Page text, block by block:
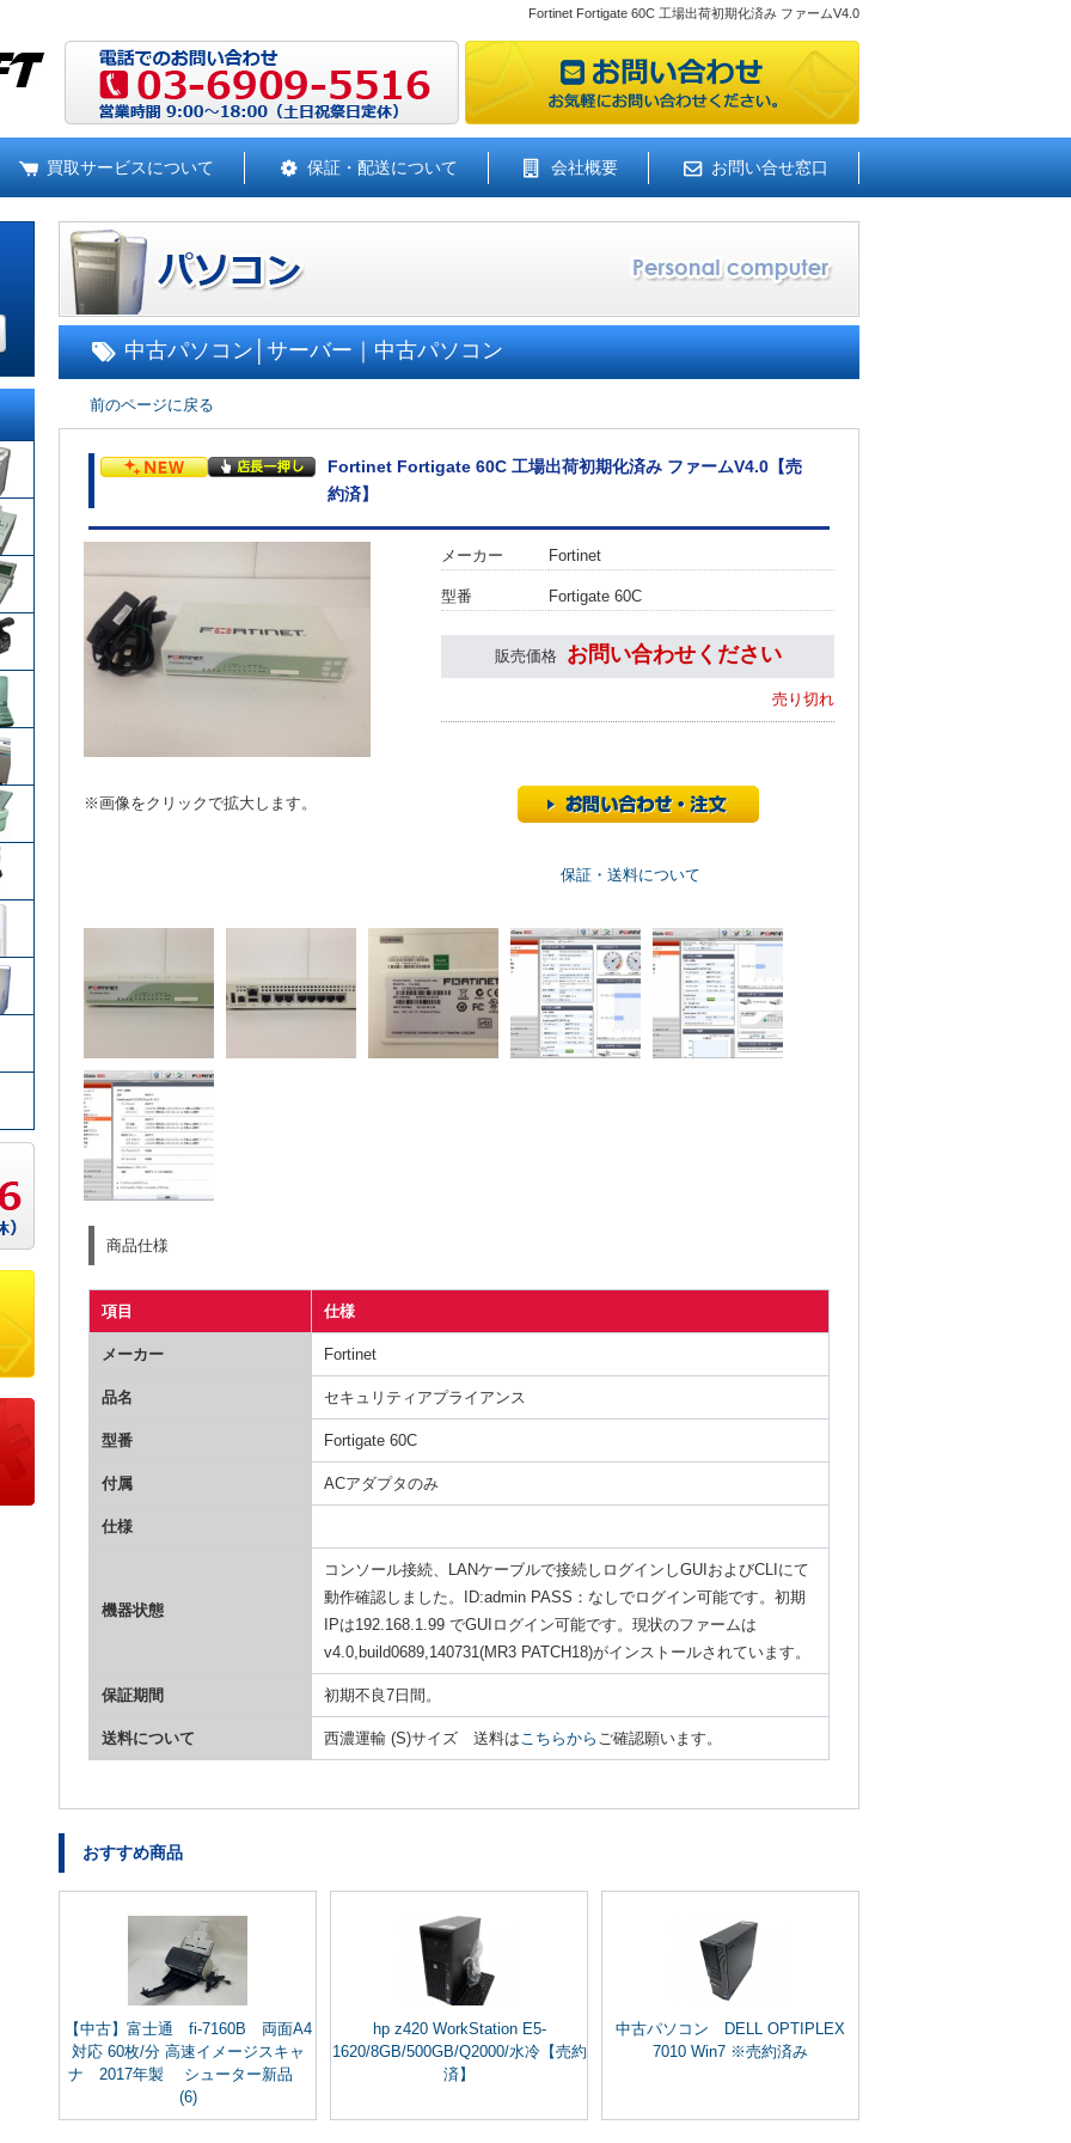
Fortinet Fortigate 60C 工場出荷初期化済み ファームV4.0
買取サービスについて 保証・配送について 会社概要 お問い合せ窓口
中古パソコン│サーバー｜中古パソコン
前のページに戻る
Fortinet Fortigate 60C 工場出荷初期化済み ファームV4.0【売
約済】
※画像をクリックで拡大します。
メーカー Fortinet
型番 Fortigate 60C
販売価格 お問い合わせください
売り切れ
保証・送料について
商品仕様
項目 仕様
メーカー Fortinet
品名 セキュリティアプライアンス
型番 Fortigate 60C
付属 ACアダプタのみ
仕様
機器状態
コンソール接続、LANケーブルで接続しログインしGUIおよびCLIにて
動作確認しました。ID:admin PASS：なしでログイン可能です。初期
IPは192.168.1.99 でGUIログイン可能です。現状のファームは
v4.0,build0689,140731(MR3 PATCH18)がインストールされています。
保証期間 初期不良7日間。
送料について 西濃運輸 (S)サイズ 送料はこちらから ご確認願います。
おすすめ商品
【中古】富士通 fi-7160B 両面A4
対応 60枚/分 高速イメージスキャ
ナ 2017年製 シューター新品
(6)
hp z420 WorkStation E5-
1620/8GB/500GB/Q2000/水冷【売約
済】
中古パソコン DELL OPTIPLEX
7010 Win7 ※売約済み